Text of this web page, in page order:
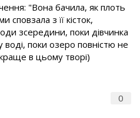
0
"Вона бачила, як плоть
сповзала з її кісток,
зсередини, поки дівчинка
поки озеро повністю не
в цьому творі)